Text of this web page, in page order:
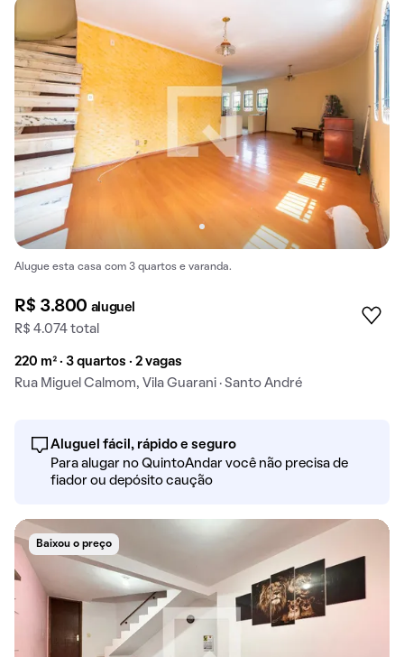
Alugue esta casa com 3 quartos e varanda.
R$ 3.800 aluguel
R$ 4.074 total
220 m² · 3 quartos · 2 vagas
Rua Miguel Calmom, Vila Guarani · Santo André
Aluguel fácil, rápido e seguro
Para alugar no QuintoAndar você não precisa de
fiador ou depósito caução
Baixou o preço